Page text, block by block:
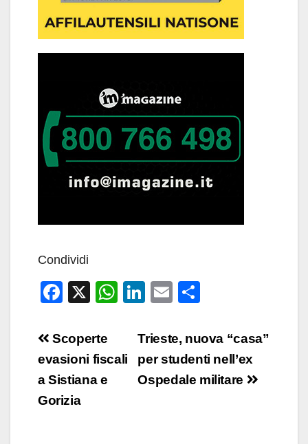
Condividi
F
c
e
b
o
X
W
s
Li
k
e
dI
E
ail n
di
vi
Navigazione
articoli
Trieste, nuova “casa”
per studenti nell’ex
Ospedale militare
Scoperte
evasioni fiscali
a Sistiana e
Gorizia